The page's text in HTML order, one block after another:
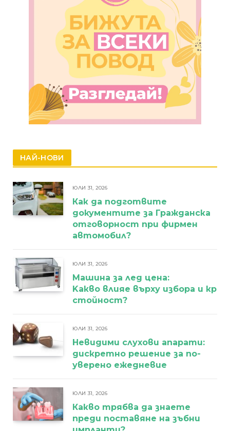
НАЙ-НОВИ
ЮЛИ 31, 2026
Как да подготвите
документите за Гражданска
отговорност при фирмен
автомобил?
ЮЛИ 31, 2026
Машина за лед цена:
Kакво влияе върху избора и
стойност?
ЮЛИ 31, 2026
Невидими слухови апарати:
дискретно решение за по-
уверено ежедневие
ЮЛИ 31, 2026
Какво трябва да знаете
преди поставяне на зъбни